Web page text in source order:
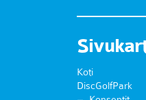
Koti
DiscGolfPark